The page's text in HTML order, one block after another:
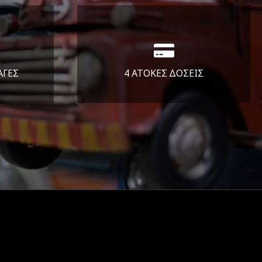
4 ΑΤΟΚΕΣ ΔΟΣΕΙΣ
Υποστηρίζουμε μέχρι και 4
άτοκες δόσεις